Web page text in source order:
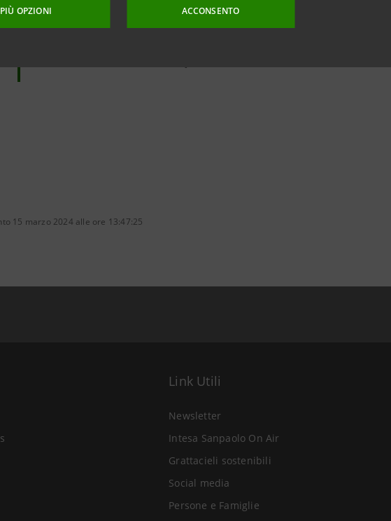
PIÙ OPZIONI ACCONSENTO
15 marzo 2024 alle ore 13:47:25
Link Utili
Newsletter
Intesa Sanpaolo On Air
Grattacieli sostenibili
Social media
Persone e Famiglie